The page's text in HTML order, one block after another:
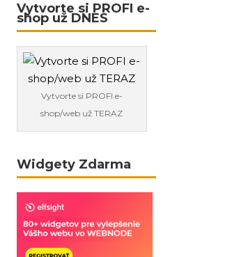
Vytvorte si PROFI e-
shop už DNES
Vytvorte si PROFI e-
shop/web už TERAZ
Widgety Zdarma